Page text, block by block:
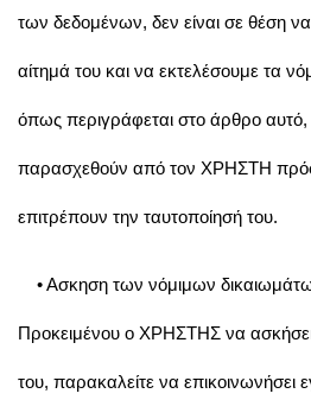
των δεδομένων, δεν είναι σε θέση
αίτημά του και να εκτελέσουμε τα
όπως περιγράφεται στο άρθρο αυτό,
παρασχεθούν από τον ΧΡΗΣΤΗ
επιτρέπουν την ταυτοποίησή του.
• Aσκηση των νόμιμων
Προκειμένου ο ΧΡΗΣΤΗΣ να
του, παρακαλείτε να